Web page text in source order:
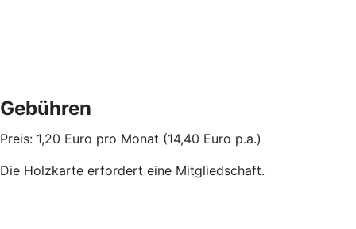
Gebühren
Preis: 1,20 Euro pro Monat (14,40 Euro p.a.)
Die Holzkarte erfordert eine Mitgliedschaft.